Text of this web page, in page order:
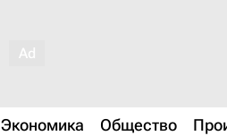
Экономика Общество